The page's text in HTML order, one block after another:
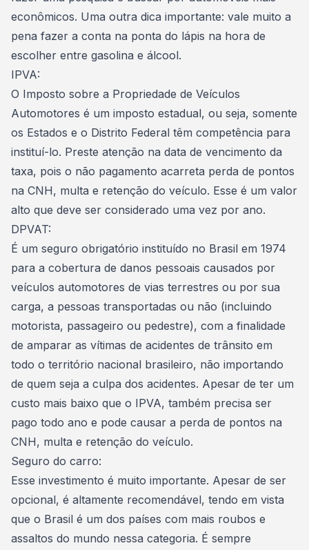
econômicos. Uma outra dica importante: vale muito a
pena fazer a conta na ponta do lápis na hora de
escolher entre gasolina e álcool.
IPVA:
O Imposto sobre a Propriedade de Veículos
Automotores é um imposto estadual, ou seja, somente
os Estados e o Distrito Federal têm competência para
instituí-lo. Preste atenção na data de vencimento da
taxa, pois o não pagamento acarreta perda de pontos
na CNH, multa e retenção do veículo. Esse é um valor
alto que deve ser considerado uma vez por ano.
DPVAT:
É um seguro obrigatório instituído no Brasil em 1974
para a cobertura de danos pessoais causados por
veículos automotores de vias terrestres ou por sua
carga, a pessoas transportadas ou não (incluindo
motorista, passageiro ou pedestre), com a finalidade
de amparar as vítimas de acidentes de trânsito em
todo o território nacional brasileiro, não importando
de quem seja a culpa dos acidentes. Apesar de ter um
custo mais baixo que o IPVA, também precisa ser
pago todo ano e pode causar a perda de pontos na
CNH, multa e retenção do veículo.
Seguro do carro:
Esse investimento é muito importante. Apesar de ser
opcional, é altamente recomendável, tendo em vista
que o Brasil é um dos países com mais roubos e
assaltos do mundo nessa categoria. É sempre